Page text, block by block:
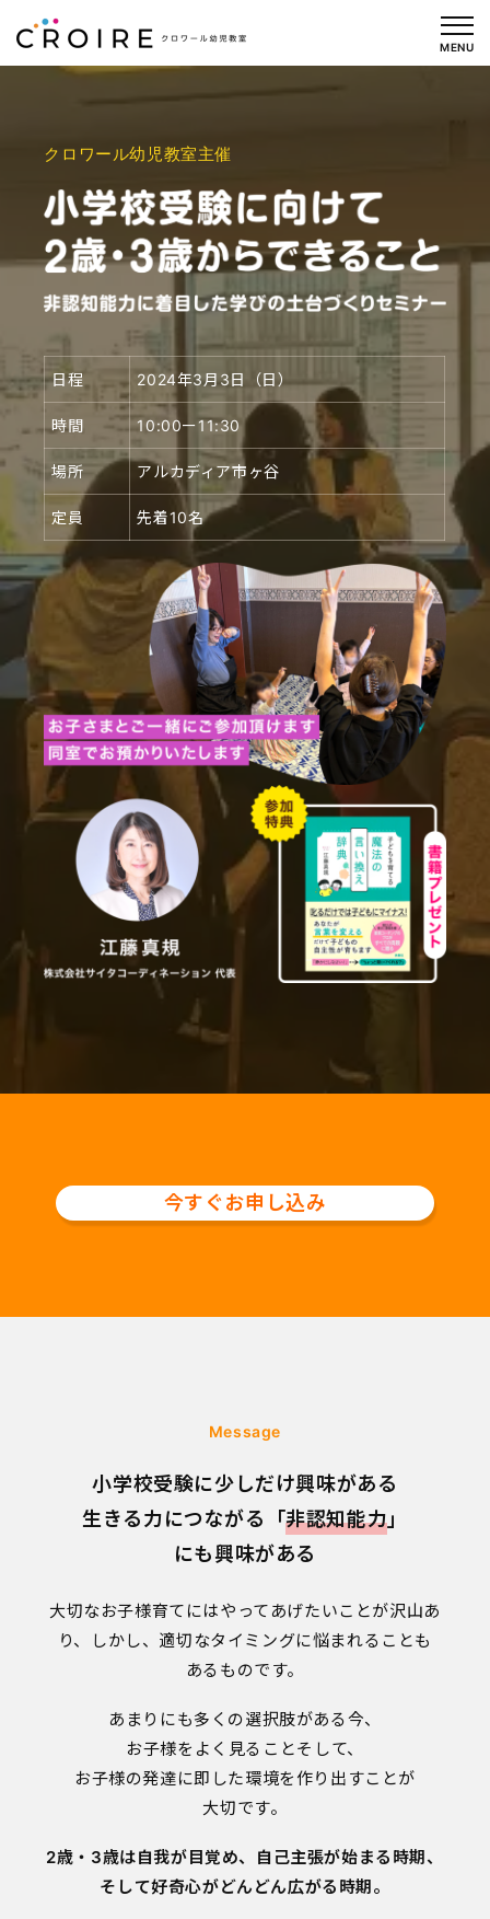
を
MENU
クロワール幼児教室主催
日程 2024年3月3日（日）
時間 10:00ー11:30
場所 アルカディア市ヶ谷
定員 先着10名
今すぐお申し込み
Message
小学校受験に少しだけ興味がある
生きる力につながる「非認知能力」
にも興味がある
大切なお子様育てにはやってあげたいことが沢山あ
り、
しかし、適切なタイミングに悩まれることも
あるものです。
あまりにも多くの選択肢がある今、
お子様をよく見ることそして、
お子様の発達に即した環境を作り出すことが
大切です。
2歳・3歳は自我が目覚め、
自己主張が始まる時期、
そして好奇心がどんどん広がる時期。